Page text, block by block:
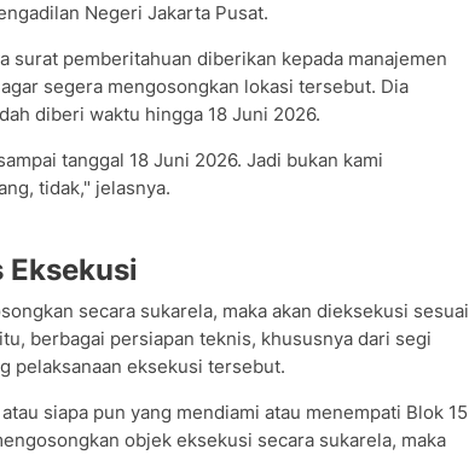
Negeri Jakarta Pusat.
surat pemberitahuan diberikan kepada manajemen
segera mengosongkan lokasi tersebut. Dia
diberi waktu hingga 18 Juni 2026.
tanggal 18 Juni 2026. Jadi bukan kami
tidak," jelasnya.
Eksekusi
secara sukarela, maka akan dieksekusi sesuai
berbagai persiapan teknis, khususnya dari segi
pelaksanaan eksekusi tersebut.
siapa pun yang mendiami atau menempati Blok 15
objek eksekusi secara sukarela, maka